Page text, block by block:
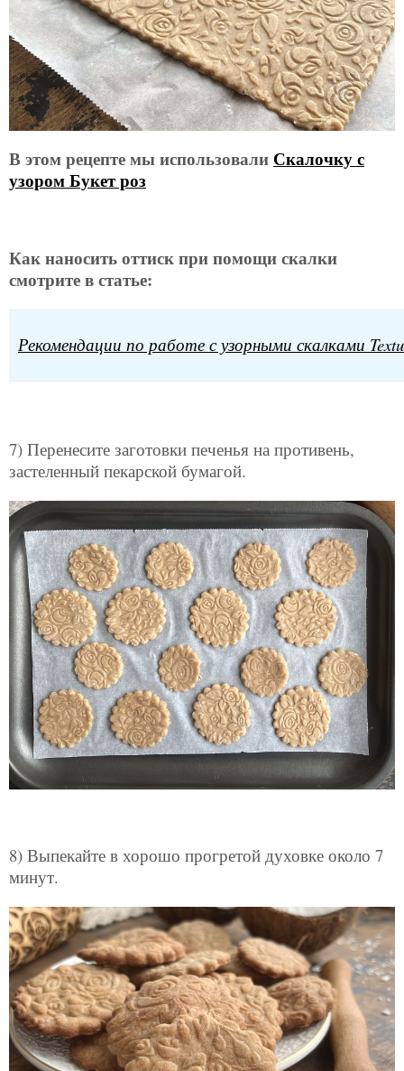
В этом рецепте мы использовали Скалочку с
узором Букет роз
Как наносить оттиск при помощи скалки
смотрите в статье:
Рекомендации по работе с узорными скалками
7) Перенесите заготовки печенья на противень,
застеленный пекарской бумагой.
8) Выпекайте в хорошо прогретой духовке около 7
минут.